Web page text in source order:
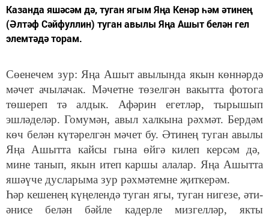
Казанда яшәсәм дә, туган ягым Яңа Кенәр һәм әтинең
(Әлтәф Сәйфуллин) туган авылы Яңа Ашыт белән гел
элемтәдә торам.
Сөенечем зур: Яңа Ашыт авылында якын көннәрдә
мәчет ачылачак. Мәчетне төзелгән вакытта фотога
төшереп тә алдык. Афәрин егетләр, тырышып
эшләделәр. Гомумән, авыл халкына рәхмәт. Бердәм
көч белән күтәрелгән мәчет бу. Әтинең туган авылы
Яңа Ашытта кайсы гына өйгә килеп керсәм дә,
мине танып, якын итеп каршы алалар. Яңа Ашытта
яшәүче дусларыма зур рәхмәтемне җиткерәм.
Һәр кешенең күңелендә туган ягы, туган нигезе, әти-
әнисе белән бәйле кадерле мизгелләр, якты